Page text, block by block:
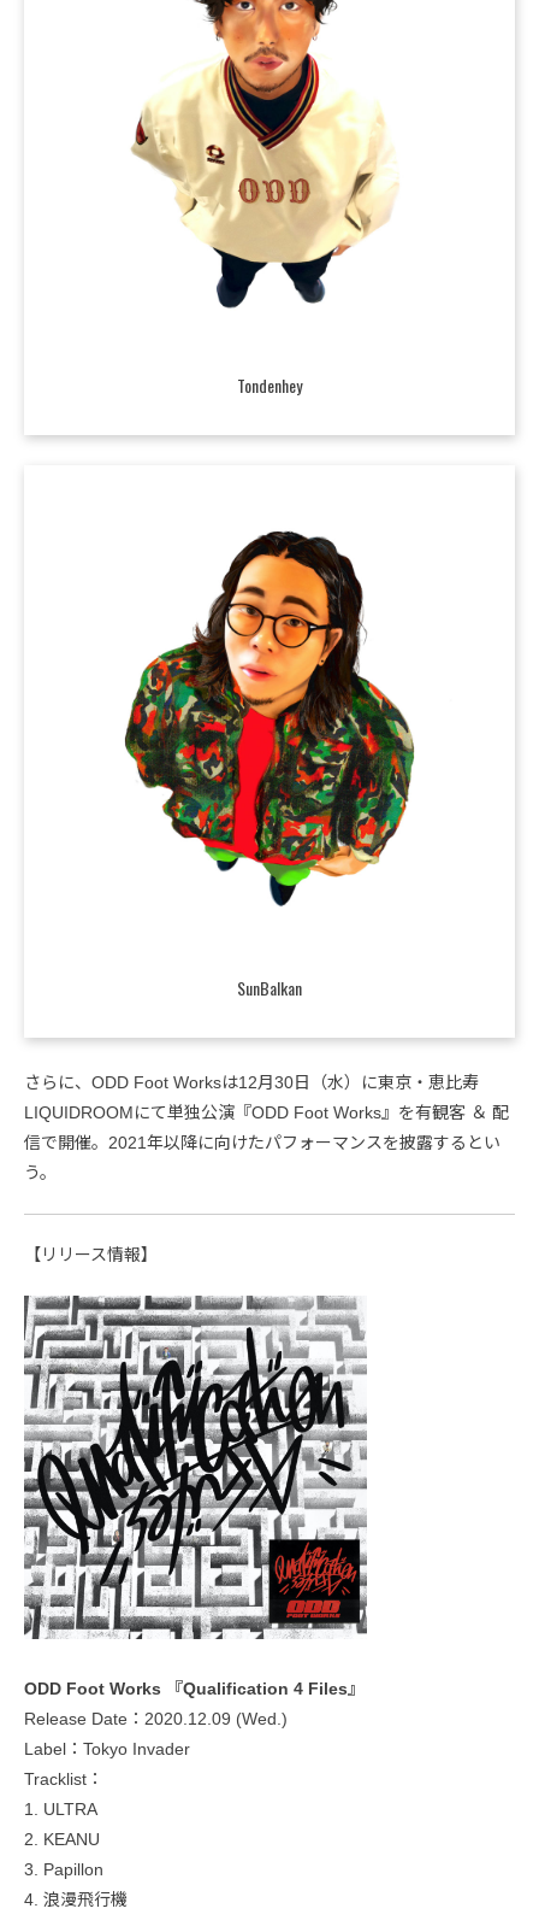
Tondenhey
SunBalkan
さらに、ODD Foot Worksは12月30日（水）に東京・恵比寿
LIQUIDROOMにて単独公演『ODD Foot Works』を有観客 ＆ 配
信で開催。2021年以降に向けたパフォーマンスを披露するとい
う。
【リリース情報】
ODD Foot Works 『Qualification 4 Files』
Release Date：2020.12.09 (Wed.)
Label：Tokyo Invader
Tracklist：
1. ULTRA
2. KEANU
3. Papillon
4. 浪漫飛行機